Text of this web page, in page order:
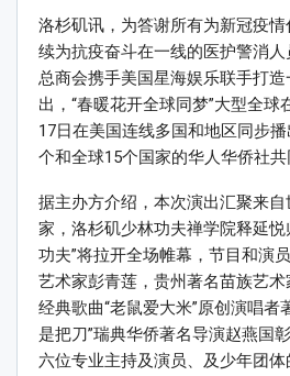
洛杉矶讯，为答谢所有为新冠疫
续为抗疫奋斗在一线的医护警消
总商会携手美国星海娱乐联手打
出，“春暖花开全球同梦”大型全球
17日在美国连线多国和地区同步
个和全球15个国家的华人华侨社共
据主办方介绍，本次演出汇聚来
家，洛杉矶少林功夫禅学院释延
功夫”将拉开全场帷幕，节目和演
艺术家彭青莲，贵州著名苗族艺
经典歌曲“老鼠爱大米”原创演唱者
是把刀”瑞典华侨著名导演赵燕国
六位专业主持及演员、及少年团体